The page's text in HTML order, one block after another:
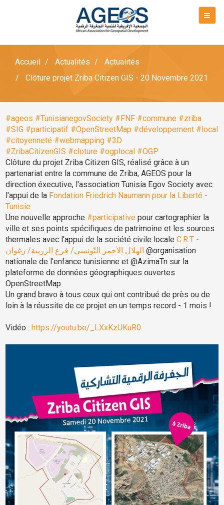
Accueil Actualités
Actualités
Clôture projet Zriba Citizen GIS - 20 Novembre 2021
#ageos #TunisianegovSociety #FNF #commune #zriba
#SIG #participatif #OpenStreetMap #développement #local
#citoyenneté #webmapping #3D
#ZribaCitizenGIS #cloture #ogplocal #OGP
Clôture du projet Zriba Citizen GIS, réalisé grâce à un
partenariat entre la commune de Zriba, AGEOS pour la
direction éxecutive, l'association Tunisia Egov Society avec
l'appui de la Fondation Friedrich Naumann pour la Liberté -
Tunisie
Une nouvelle approche #participative pour cartographier la
ville et ses points spécifiques de patrimoine et les sources
thermales avec l'appui de la société civile localeC.R.T -
الهلال الأحمر التّونسي/ فرع الزريبة/ زغوان @organisation
nationale de l'enfance tunisienne et @AzimaTn sur la
plateforme de données géographiques ouvertes
OpenStreetMap.
Un grand bravo à tous ceux qui ont contribué de près ou de
loin à la réussite de ce projet en un temps record - 1 mois !
Vidéo :https://youtu.be/_LXxKzUKuR0